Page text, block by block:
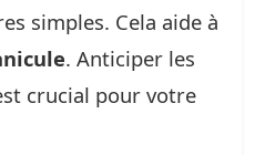
simples. Cela aide à
. Anticiper les
crucial pour votre